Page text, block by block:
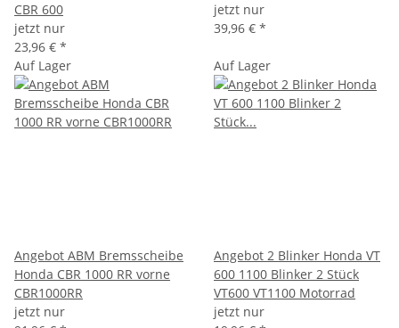
CBR 600
jetzt nur
23,96 € *
jetzt nur
39,96 € *
Auf Lager
Angebot ABM Bremsscheibe
Honda CBR 1000 RR vorne
CBR1000RR
jetzt nur
Auf Lager
Angebot 2 Blinker Honda VT
600 1100 Blinker 2 Stück
VT600 VT1100 Motorrad
jetzt nur